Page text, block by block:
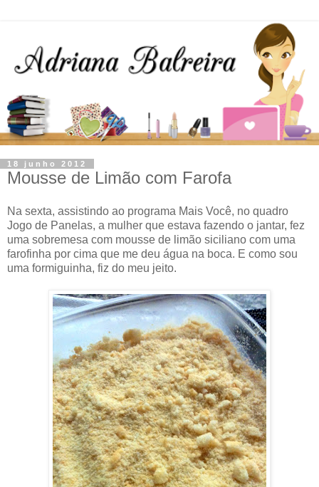
18 junho 2012
Mousse de Limão com Farofa
Na sexta, assistindo ao programa Mais Você, no quadro
Jogo de Panelas, a mulher que estava fazendo o jantar, fez
uma sobremesa com mousse de limão siciliano com uma
farofinha por cima que me deu água na boca. E como sou
uma formiguinha, fiz do meu jeito.